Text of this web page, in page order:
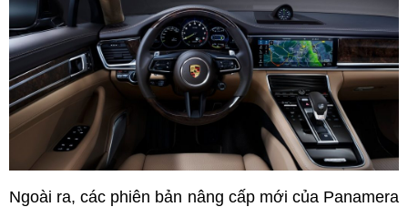
Ngoài ra, các phiên bản nâng cấp mới của Panamera